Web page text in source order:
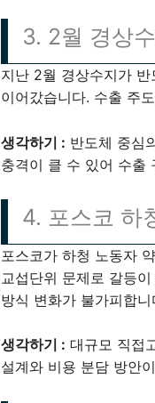
3. 2월 경상
지난 2월 경상수지가
이어갔습니다. 수출 주
생각하기 : 반도체 중심
충격이 클 수 있어 수출
4. 포스코 하
포스코가 하청 노동자
교섭단위 문제로 갈등
방식 변화가 불가피합니
생각하기 : 대규모 직접
설계와 비용 분담 방안